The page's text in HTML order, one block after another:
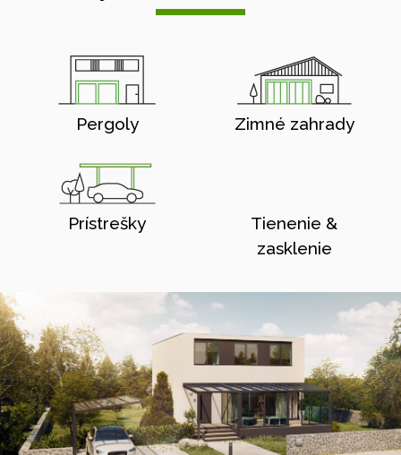
Pergoly Zimné zahrady
Prístrešky
Tienenie &
zasklenie